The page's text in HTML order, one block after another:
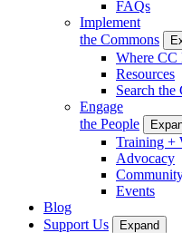
FAQs
Implement
the Commons
Where CC
Resources
Search the
Engage
the People
Training +
Advocacy
Events
Blog
Support Us
Expand